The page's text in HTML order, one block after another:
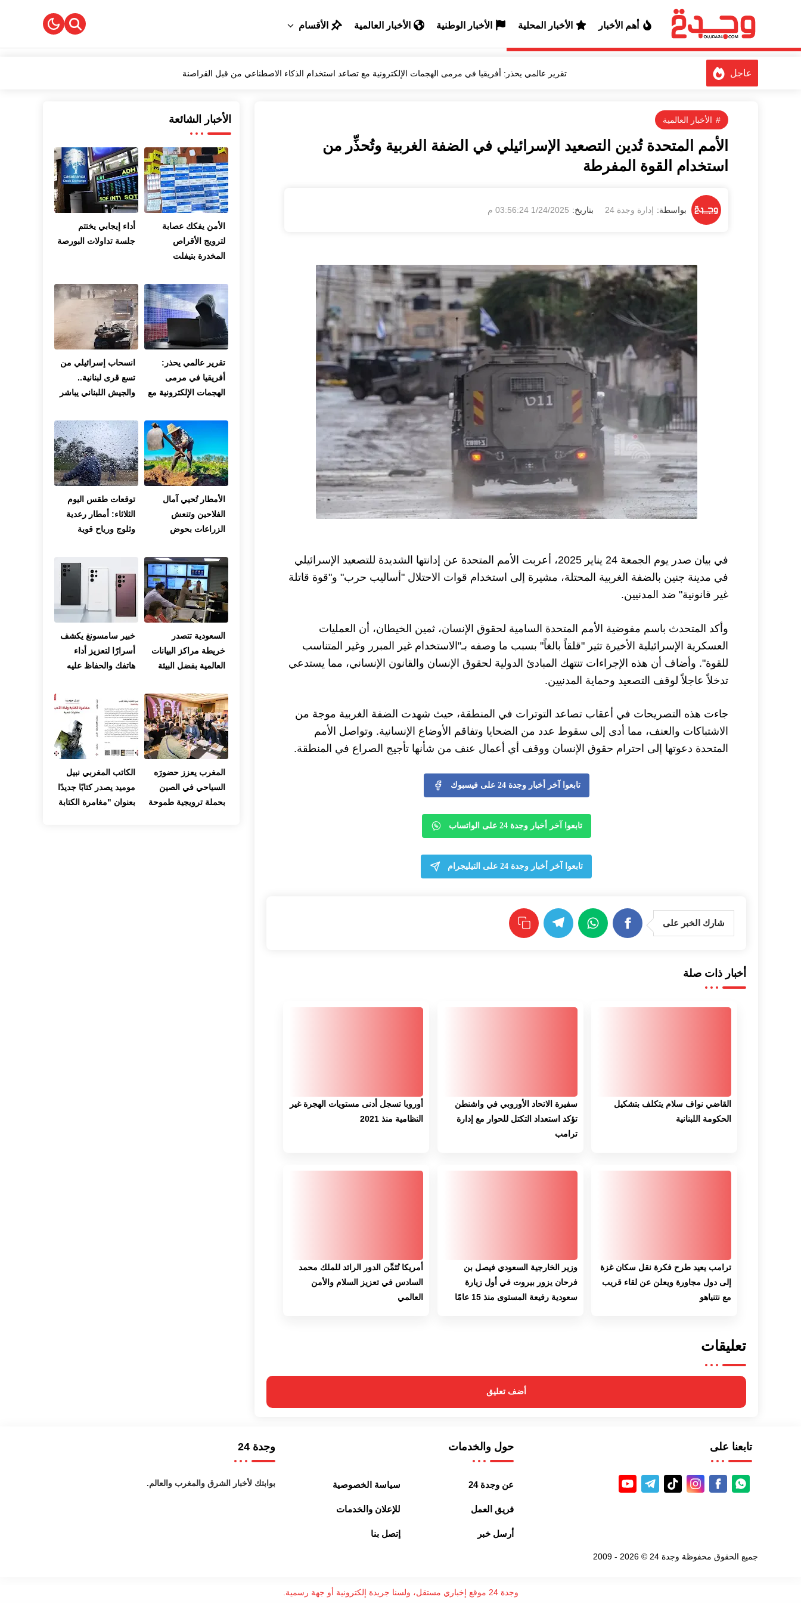
أهم الأخبار الأخبار المحلية الأخبار الوطنية الأخبار العالمية الأقسام
عاجل
خبير سامسونغ يكشف أسرارًا لتعزيز أداء هاتفك والحفاظ عليه لفترة أطول
الأمطار تُحيي آمال الفلاحين وتنعش الزراعات بحوض اللوكوس
الأخبار العالمية
الأمم المتحدة تُدين التصعيد الإسرائيلي في الضفة الغربية وتُحذِّر من
استخدام القوة المفرطة
1/24/2025 03:56:24 م
في بيان صدر يوم الجمعة 24 يناير 2025، أعربت الأمم المتحدة عن إدانتها الشديدة للتصعيد الإسرائيلي
في مدينة جنين بالضفة الغربية المحتلة، مشيرة إلى استخدام قوات الاحتلال "أساليب حرب" و"قوة قاتلة
غير قانونية" ضد المدنيين.
وأكد المتحدث باسم مفوضية الأمم المتحدة السامية لحقوق الإنسان، ثمين الخيطان، أن العمليات
العسكرية الإسرائيلية الأخيرة تثير "قلقاً بالغاً" بسبب ما وصفه بـ"الاستخدام غير المبرر وغير المتناسب
للقوة". وأضاف أن هذه الإجراءات تنتهك المبادئ الدولية لحقوق الإنسان والقانون الإنساني، مما يستدعي
تدخلاً عاجلاً لوقف التصعيد وحماية المدنيين.
جاءت هذه التصريحات في أعقاب تصاعد التوترات في المنطقة، حيث شهدت الضفة الغربية موجة من
الاشتباكات والعنف، مما أدى إلى سقوط عدد من الضحايا وتفاقم الأوضاع الإنسانية. وتواصل الأمم
المتحدة دعوتها إلى احترام حقوق الإنسان ووقف أي أعمال عنف من شأنها تأجيج الصراع في المنطقة.
تابعوا آخر أخبار وجدة 24 على فيسبوك
تابعوا آخر أخبار وجدة 24 على الواتساب
تابعوا آخر أخبار وجدة 24 على التيليجرام
شارك الخبر على
أخبار ذات صلة
القاضي نواف سلام يتكلف بتشكيل
الحكومة اللبنانية
سفيرة الاتحاد الأوروبي في واشنطن
تؤكد استعداد التكتل للحوار مع إدارة
ترامب
أوروبا تسجل أدنى مستويات الهجرة غير
النظامية منذ 2021
ترامب يعيد طرح فكرة نقل سكان غزة
إلى دول مجاورة ويعلن عن لقاء قريب
مع نتنياهو
وزير الخارجية السعودي فيصل بن
فرحان يزور بيروت في أول زيارة
سعودية رفيعة المستوى منذ 15 عامًا
أمريكا تُثمِّن الدور الرائد للملك محمد
السادس في تعزيز السلام والأمن
العالمي
تعليقات
أضف تعليق
الأخبار الشائعة
الأمن يفكك عصابة
لترويج الأقراص
المخدرة بتيفلت
أداء إيجابي يختتم
جلسة تداولات البورصة
تقرير عالمي يحذر:
أفريقيا في مرمى
الهجمات الإلكترونية مع
الاصطناعي من قبل
انسحاب إسرائيلي من
تسع قرى لبنانية..
والجيش اللبناني يباشر
المحررة
الأمطار تُحيي آمال
الفلاحين وتنعش
الزراعات بحوض
توقعات طقس اليوم
الثلاثاء: أمطار رعدية
وثلوج ورياح قوية
السعودية تتصدر
خريطة مراكز البيانات
العالمية بفضل البيئة
الحكومية
خبير سامسونغ يكشف
أسرارًا لتعزيز أداء
هاتفك والحفاظ عليه
المغرب يعزز حضورَه
السياحي في الصين
بحملة ترويجية طموحة
الكاتب المغربي نبيل
موميد يصدر كتابًا جديدًا
بعنوان "مغامرة الكتابة
تابعنا على حول والخدمات
عن وجدة 24 سياسة الخصوصية
فريق العمل للإعلان والخدمات
أرسل خبر إتصل بنا
وجدة 24
بوابتك لأخبار الشرق والمغرب والعالم.
جميع الحقوق محفوظة وجدة 24 ©
2026
- 2009
وجدة 24 موقع إخباري مستقل، ولسنا جريدة إلكترونية أو جهة رسمية.